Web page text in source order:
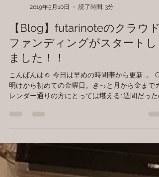
okatsunet
【Blog】futarinoteのクラウド
ファンディングがスタートし
ました！！
こんばんは☺ 今日は早めの時間帯から更新…。
明けから初めての金曜日。きっと月から金までカ
みがすごいんです…。 なんせ無理しないように。